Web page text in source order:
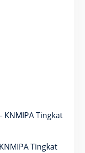
KNMIPA Tingkat
Tingkat